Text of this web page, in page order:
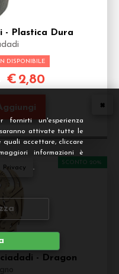
un'esperienza
attivate tutte le
quali accettare, cliccare
informazioni è
Privacy .
- Plastica Dura
DISPONIBILE
€ 2,80
- Dragon
SCONTO 20%